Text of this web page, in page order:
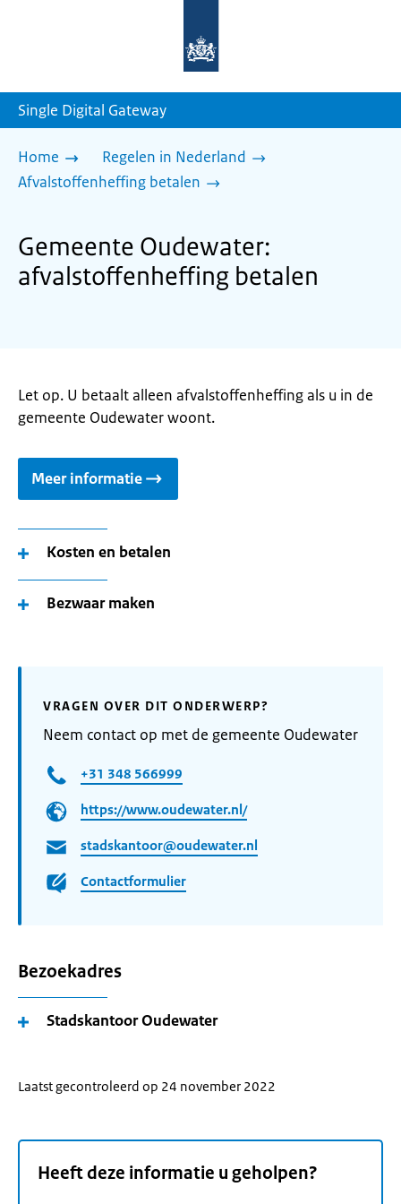
homepage
Single Digital Gateway
Home
Regelen in Nederland
Afvalstoffenheffing betalen
Gemeente Oudewater:
afvalstoffenheffing betalen
Let op. U betaalt alleen afvalstoffenheffing als u in de
gemeente Oudewater woont.
Meer informatie
Kosten en betalen
Bezwaar maken
VRAGEN OVER DIT ONDERWERP?
Neem contact op met de gemeente Oudewater
+31 348 566999
https://www.oudewater.nl/
stadskantoor@oudewater.nl
Contactformulier
Bezoekadres
Stadskantoor Oudewater
Laatst gecontroleerd op 24 november 2022
Heeft deze informatie u geholpen?